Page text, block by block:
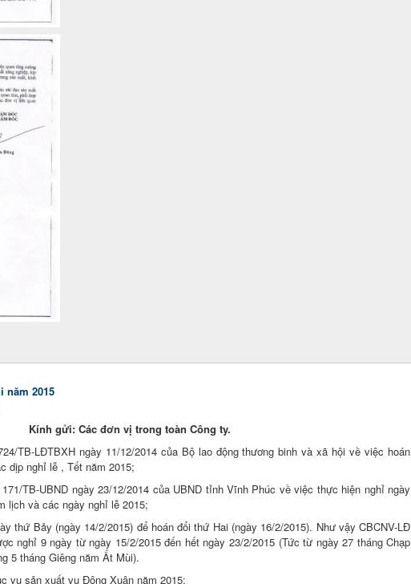
năm 2015
Kính gửi: Các đơn vị trong toàn Công ty.
TB-LĐTBXH ngày 11/12/2014 của Bộ lao động thương binh và xã hội về việc hoán
dịp nghỉ lễ , Tết năm 2015;
TB-UBND ngày 23/12/2014 của UBND tỉnh Vĩnh Phúc về việc thực hiện nghỉ ngày
lịch và các ngày nghỉ lễ 2015;
thứ Bảy (ngày 14/2/2015) để hoán đổi thứ Hai (ngày 16/2/2015). Như vậy CBCNV-LĐ
nghỉ 9 ngày từ ngày 15/2/2015 đến hết ngày 23/2/2015 (Tức từ ngày 27 tháng Chạp
5 tháng Giêng năm Ất Mùi).
vụ sản xuất vụ Đông Xuân năm 2015;